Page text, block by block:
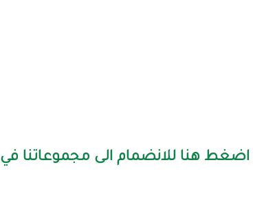
اضغط هنا للانضمام الى مجموعاتنا